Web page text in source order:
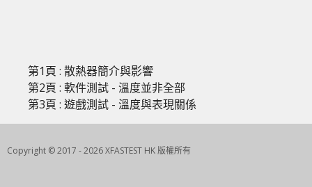
第1頁 : 散熱器簡介與影響
第2頁 : 軟件測試 - 溫度並非全部
第3頁 : 遊戲測試 - 溫度與表現關係
Copyright © 2017 - 2026 XFASTEST HK 版權所有